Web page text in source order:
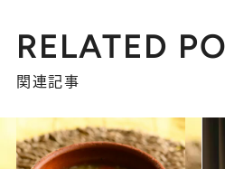
RELATED
関連記事